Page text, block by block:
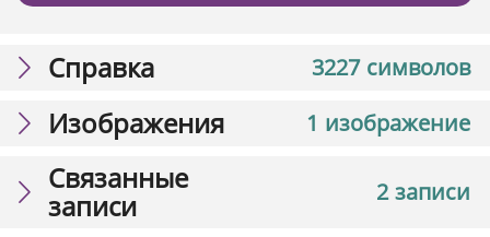
3227 символов
Справка
1 изображение
Изображения
2 записи
Связанные
записи